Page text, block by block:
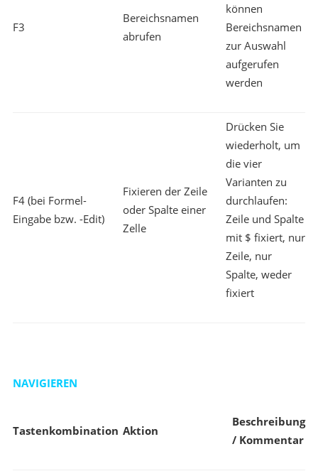
F3
Bereichsnamen
abrufen
können
Bereichsnamen
zur Auswahl
aufgerufen
werden
F4 (bei Formel-
Eingabe bzw. -Edit)
Fixieren der Zeile
oder Spalte einer
Zelle
Drücken Sie
wiederholt, um
die vier
Varianten zu
durchlaufen:
Zeile und Spalte
mit $ fixiert, nur
Zeile, nur
Spalte, weder
fixiert
NAVIGIEREN
Tastenkombination Aktion
Beschreibung
/ Kommentar